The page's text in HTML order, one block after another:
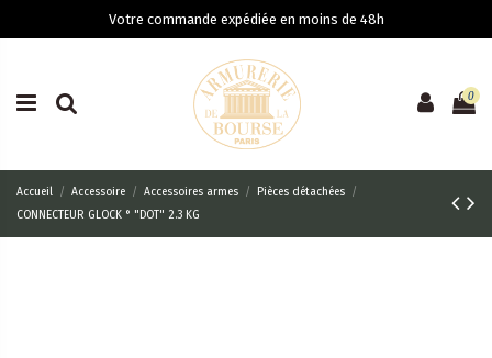
Votre commande expédiée en moins de 48h
0
Accueil Accessoire Accessoires armes
Pièces détachées
CONNECTEUR GLOCK ° "DOT" 2.3 KG